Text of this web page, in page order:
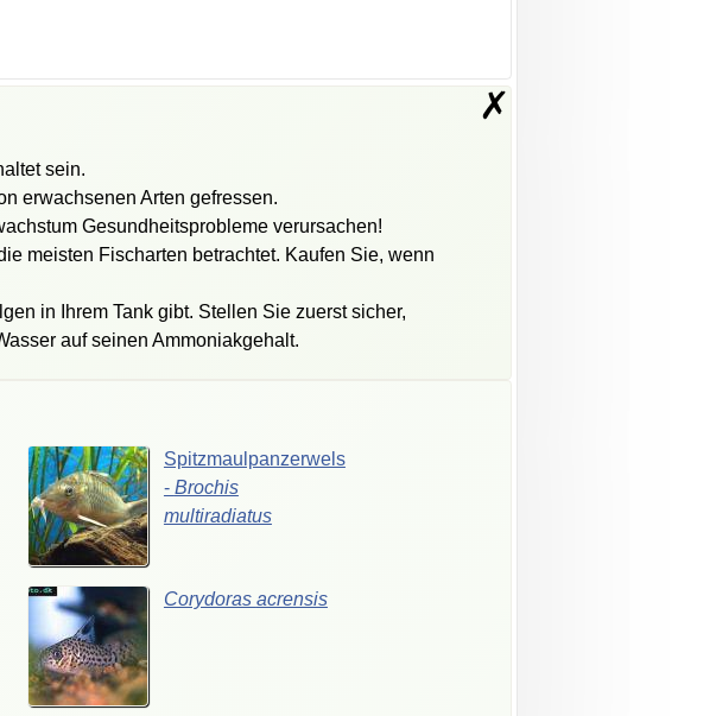
✗
sein.
erwachsenen Arten gefressen.
Gesundheitsprobleme verursachen!
meisten Fischarten betrachtet. Kaufen Sie, wenn
in Ihrem Tank gibt. Stellen Sie zuerst sicher,
auf seinen Ammoniakgehalt.
Spitzmaulpanzerwels
- Brochis
multiradiatus
Corydoras acrensis